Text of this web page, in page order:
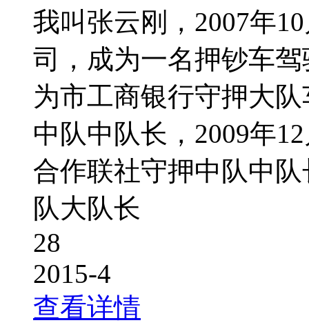
我叫张云刚，2007年
司，成为一名押钞车
为市工商银行守押大
中队中队长，2009年
合作联社守押中队中
队大队长
28
2015-4
查看详情